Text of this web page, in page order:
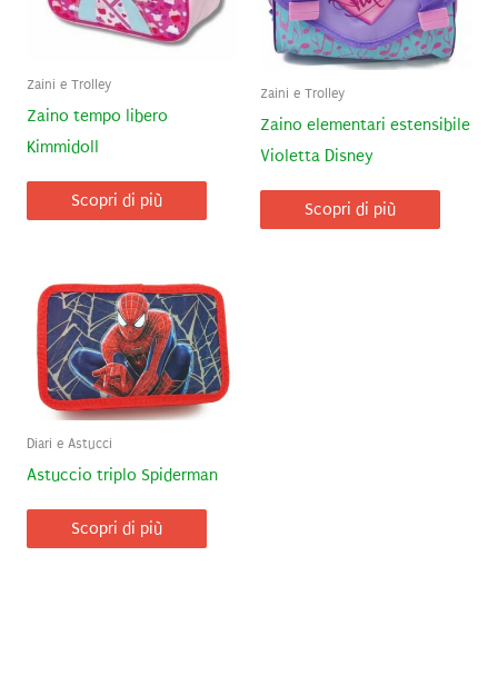
Zaini e Trolley
Zaino tempo libero
Kimmidoll
Scopri di più
Zaini e Trolley
Zaino elementari estensibile
Violetta Disney
Scopri di più
Diari e Astucci
Astuccio triplo Spiderman
Scopri di più